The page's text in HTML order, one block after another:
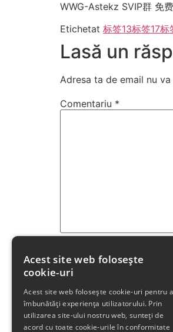
WWG-Astekz SVIP群 免
Etichetat 标签13标签17标
Lasă un
Adresa ta de email nu
Comentariu *
Nume *
Email*
Acest site web folosește
cookie-uri
Acest site web folosește cookie-uri pentru a
îmbunătăți experiența utilizatorului. Prin
utilizarea site-ului nostru web, sunteți de
acord cu toate cookie-urile în conformitate